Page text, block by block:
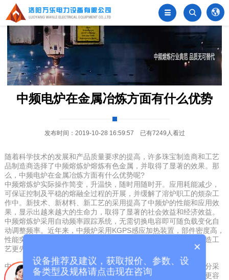
󦂺


中频电炉在金属冶炼方面有什么优势
发布时间：2019-10-28 16:59:57 已有7249人看过
随着科学技术的发展和产品质量要求的提高，许多珠宝制造商和工艺
品制造商选择了中频熔炼炉熔炼有色金属，并取得了显著的效果。那
么，中频电炉在金属冶炼方面有什么优势呢?
中频熔炼炉实际操作简变，升温快，随时用随时开。应用耗能减少，
可保证控制及平稳的熔融全过程的开展，并缓解了溶炉职工的烦杂工
作中。新技术、新材料、新工艺的采用提高了中频炉的性能和应用效
果，显示出越来越大的生命力，取得了显著的社会效益和经济效益。
中频熔炼炉采用自动频率跟踪系统，无需切换电容即可随负载变化自
动调整频率。近年来，中频炉采用KGPS感应加热装置，部件密度高，
性能突出，启动更好，使用更可靠，维护简便，占地面积小，制造工
艺更先进。
中频电炉炉体和炉衬采用新结构、新材料，靠近感应器线圈的部分采
用高绝缘、高强度材料隔离，大大延长坩埚和炉村的使用寿命，更容
×
设备推荐及建议，获取报价、参数、设
备类型及规格请点击现在咨询